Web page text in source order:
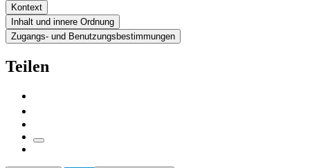
Kontext
Inhalt und innere Ordnung
Zugangs- und Benutzungsbestimmungen
Teilen